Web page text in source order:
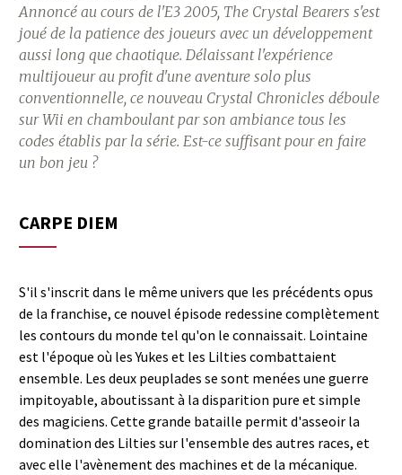
Annoncé au cours de l'E3 2005, The Crystal Bearers s'est
joué de la patience des joueurs avec un développement
aussi long que chaotique. Délaissant l'expérience
multijoueur au profit d'une aventure solo plus
conventionnelle, ce nouveau Crystal Chronicles déboule
sur Wii en chamboulant par son ambiance tous les
codes établis par la série. Est-ce suffisant pour en faire
un bon jeu ?
CARPE DIEM
S'il s'inscrit dans le même univers que les précédents opus
de la franchise, ce nouvel épisode redessine complètement
les contours du monde tel qu'on le connaissait. Lointaine
est l'époque où les Yukes et les Lilties combattaient
ensemble. Les deux peuplades se sont menées une guerre
impitoyable, aboutissant à la disparition pure et simple
des magiciens. Cette grande bataille permit d'asseoir la
domination des Lilties sur l'ensemble des autres races, et
avec elle l'avènement des machines et de la mécanique.